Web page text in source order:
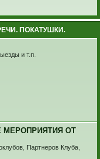
ПОКАТУШКИ.
и т.п.
МЕРОПРИЯТИЯ ОТ
Партнеров Клуба,